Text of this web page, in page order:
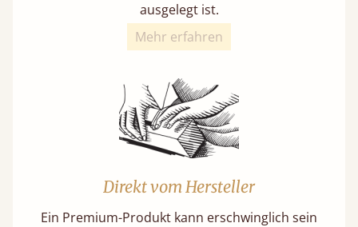
ausgelegt ist.
Mehr erfahren
Direkt vom Hersteller
Ein Premium-Produkt kann erschwinglich sein